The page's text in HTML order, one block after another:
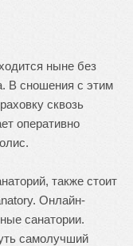
ныне без
В сношения с этим
сквозь
оперативно
также стоит
Онлайн-
санатории.
самолучший